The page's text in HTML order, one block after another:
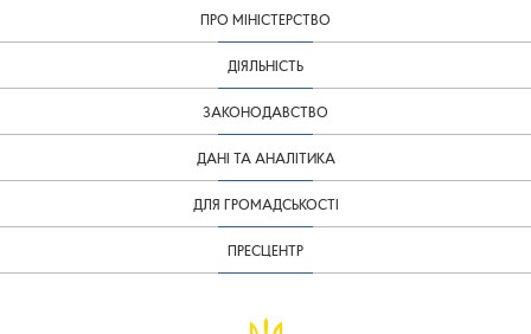
ПРО МІНІСТЕРСТВО
ДІЯЛЬНІСТЬ
ЗАКОНОДАВСТВО
ДАНІ ТА АНАЛІТИКА
ДЛЯ ГРОМАДСЬКОСТІ
ПРЕСЦЕНТР